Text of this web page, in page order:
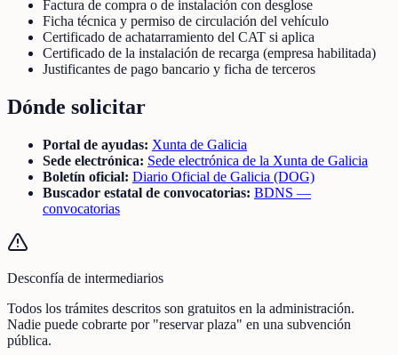
Factura de compra o de instalación con desglose
Ficha técnica y permiso de circulación del vehículo
Certificado de achatarramiento del CAT si aplica
Certificado de la instalación de recarga (empresa habilitada)
Justificantes de pago bancario y ficha de terceros
Dónde solicitar
Portal de ayudas: Xunta de Galicia
Sede electrónica: Sede electrónica de la Xunta de Galicia
Boletín oficial: Diario Oficial de Galicia (DOG)
Buscador estatal de convocatorias: BDNS —
convocatorias
Desconfía de intermediarios
Todos los trámites descritos son gratuitos en la administración.
Nadie puede cobrarte por "reservar plaza" en una subvención
pública.